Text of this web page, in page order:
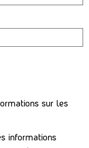
sur les
informations